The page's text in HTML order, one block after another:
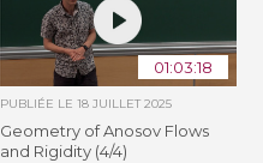
01:03:18
PUBLIÉE LE 18 JUILLET 2025
Geometry of Anosov Flows
and Rigidity (4/4)